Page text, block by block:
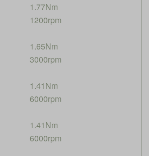
1.77Nm
1200rpm
1.65Nm
3000rpm
1.41Nm
6000rpm
1.41Nm
6000rpm